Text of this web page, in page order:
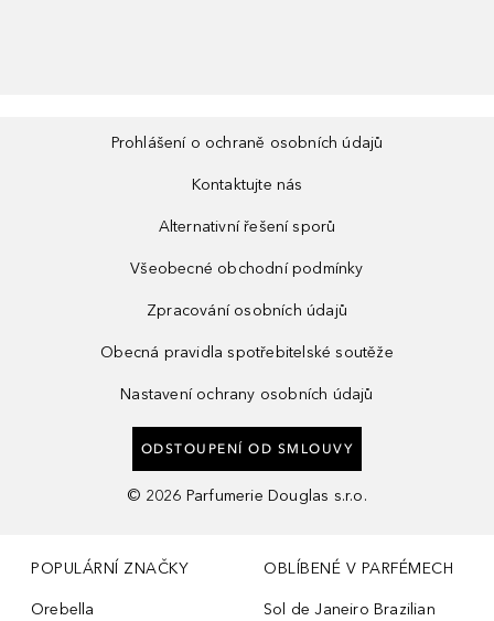
Prohlášení o ochraně osobních údajů
Kontaktujte nás
Alternativní řešení sporů
Všeobecné obchodní podmínky
Zpracování osobních údajů
Obecná pravidla spotřebitelské soutěže
Nastavení ochrany osobních údajů
ODSTOUPENÍ OD SMLOUVY
© 2026 Parfumerie Douglas s.r.o.
POPULÁRNÍ ZNAČKY
Orebella
OBLÍBENÉ V PARFÉMECH
Sol de Janeiro Brazilian